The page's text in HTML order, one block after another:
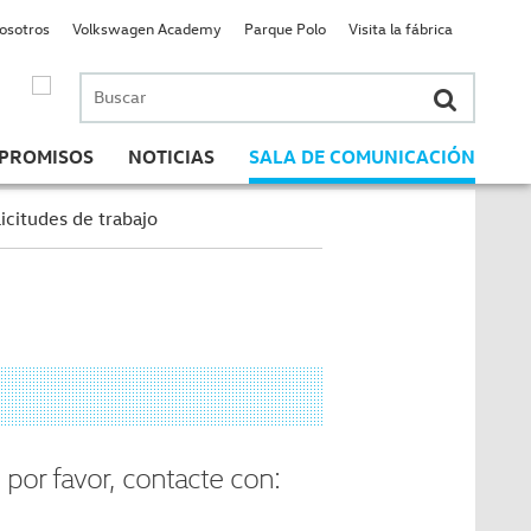
Buscar
por:
NOTICIAS SALA DE COMUNICACIÓN
Volkswagen Academy Parque Polo Visita la fábrica
de trabajo
favor, contacte con: